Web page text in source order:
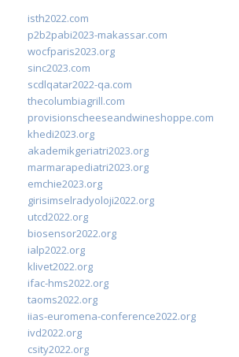
isth2022.com
p2b2pabi2023-makassar.com
wocfparis2023.org
sinc2023.com
scdlqatar2022-qa.com
thecolumbiagrill.com
provisionscheeseandwineshoppe.com
khedi2023.org
akademikgeriatri2023.org
marmarapediatri2023.org
emchie2023.org
girisimselradyoloji2022.org
utcd2022.org
biosensor2022.org
ialp2022.org
klivet2022.org
ifac-hms2022.org
taoms2022.org
iias-euromena-conference2022.org
ivd2022.org
csity2022.org